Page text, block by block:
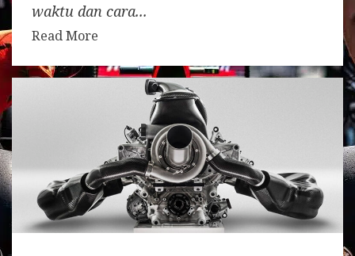
waktu dan cara...
Read More